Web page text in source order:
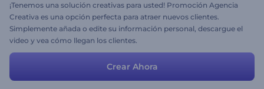
¡Tenemos una solución creativas para usted! Promoción Agencia
Creativa es una opción perfecta para atraer nuevos clientes.
Simplemente añada o edite su información personal, descargue el
video y vea cómo llegan los clientes.
Crear Ahora